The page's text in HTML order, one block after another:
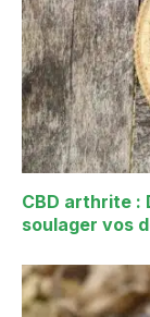
CBD arthrite :
soulager vos